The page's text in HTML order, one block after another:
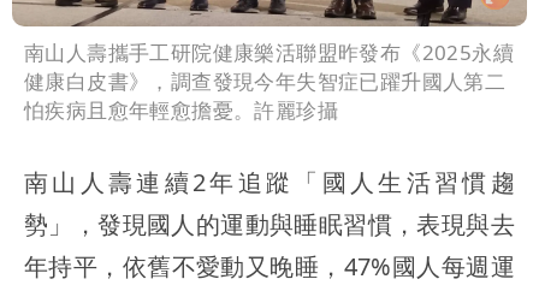
南山人壽攜手工研院健康樂活聯盟昨發布《2025永續
健康白皮書》，調查發現今年失智症已躍升國人第二
怕疾病且愈年輕愈擔憂。許麗珍攝
南山人壽連續2年追蹤「國人生活習慣趨
勢」，發現國人的運動與睡眠習慣，表現與去
年持平，依舊不愛動又晚睡，47%國人每週運